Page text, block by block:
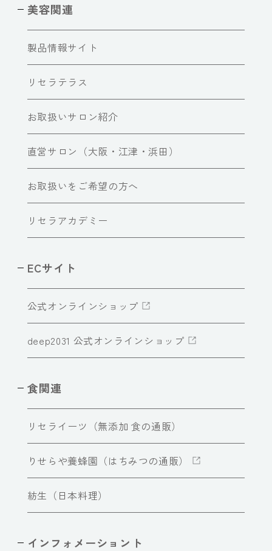
美容関連
製品情報サイト
リセラテラス
お取扱いサロン紹介
直営サロン（大阪・江津・浜田）
お取扱いをご希望の方へ
リセラアカデミー
ECサイト
公式オンラインショップ
deep2031 公式オンラインショップ
食関連
リセライーツ（無添加 食の通販）
りせらや養蜂園（はちみつの通販）
紡生（日本料理）
インフォメーショント